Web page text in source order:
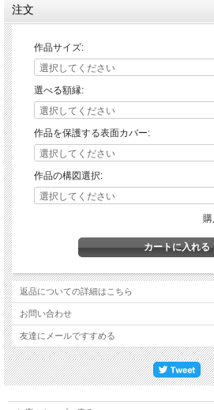
注文
作品サイズ:
選べる額縁:
作品を保護する表面カバー:
作品の構図選択:
購
返品についての詳細はこちら
お問い合わせ
友達にメールですすめる